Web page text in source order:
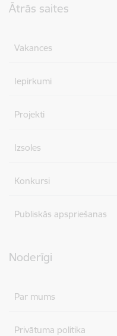
Ātrās saites
Vakances
Iepirkumi
Projekti
Izsoles
Konkursi
Publiskās apspriešanas
Noderīgi
Par mums
Privātuma politika